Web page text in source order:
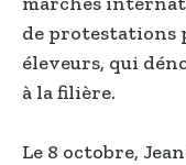
de protestations
éleveurs, qui
à la filière.
Le 8 octobre,